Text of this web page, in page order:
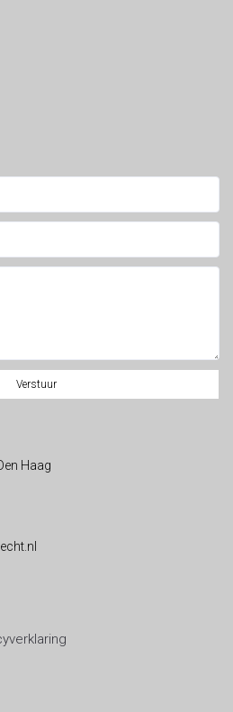
Verstuur
Haag